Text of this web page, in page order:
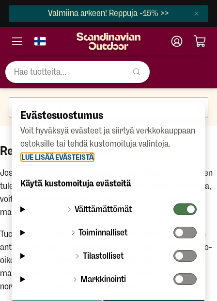
Valmiina arkeen! Reppuja -15% >>
Reklamaatiot ja takuu
Jos meiltä ostetussa tuotteessa on valmistusvirhe tai siihen
tulee vika tai se ei kestä normaalikäyttöä odotetulla tavalla,
voit tehdä tuotteesta reklamaation. Ota silloin yhteyttä
mahdollisimman pian vian havaittuasi.
Tuotteilla on joskus kuluttajansuojalain lisäksi valmistajan
antama oma takuu. Muistathan, että takuu tai reklamaatio-
oikeus ei koske loppuun käytettyjä tuotteita: valmistaja tai
maahantuoja voi tuotetta tutkimalla todeta, että sen
normaali käyttöikä on tullut loppuunsa.
Evästesuostumus
Voit hyväksyä evästeet ja siirtyä verkkokauppaan
ostoksille tai tehdä kustomoituja valintoja.
LUE LISÄÄ EVÄSTEISTÄ
Käytä kustomoituja evästeitä
Välttämättömät
Toiminnalliset
Tilastolliset
Markkinointi